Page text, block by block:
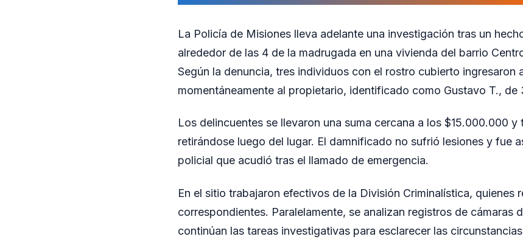
La Policía de Misiones lleva adelante una investigación tras un
alrededor de las 4 de la madrugada en una vivienda del barrio
Según la denuncia, tres individuos con el rostro cubierto ingresaron
momentáneamente al propietario, identificado como Gustavo T., de
Los delincuentes se llevaron una suma cercana a los $15.000.000 y
retirándose luego del lugar. El damnificado no sufrió lesiones y fue
policial que acudió tras el llamado de emergencia.
En el sitio trabajaron efectivos de la División Criminalística, quienes
correspondientes. Paralelamente, se analizan registros de cámaras
continúan las tareas investigativas para esclarecer las